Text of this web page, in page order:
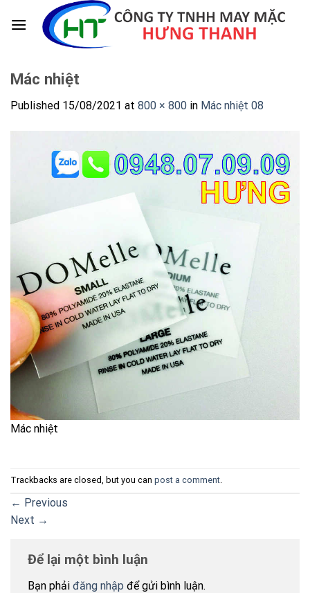
Mác nhiệt
Published 15/08/2021 at 800 × 800 in Mác nhiệt 08
Mác nhiệt
Trackbacks are closed, but you can post a comment.
← Previous
Next →
Để lại một bình luận
Bạn phải đăng nhập để gửi bình luận.